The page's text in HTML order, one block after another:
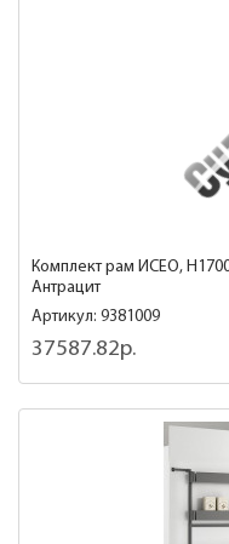
Комплект рам ИСЕО,
Антрацит
Артикул: 9381009
37587.82р.